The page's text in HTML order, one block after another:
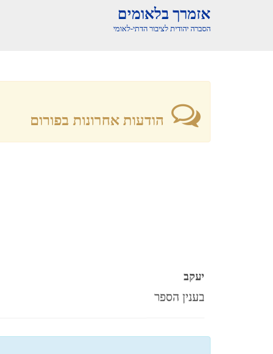
אזמרך בלאומים
הסברה יהודית לציבור הדתי-לאומי
הודעות אחרונות בפורום
בענין הספר
פלוני